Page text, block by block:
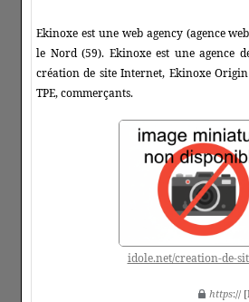
Ekinoxe est une web agency (agence
le Nord (59). Ekinoxe est une agence
création de site Internet, Ekinoxe Origin
TPE, commerçants.
idole.net/creation-de-
https://